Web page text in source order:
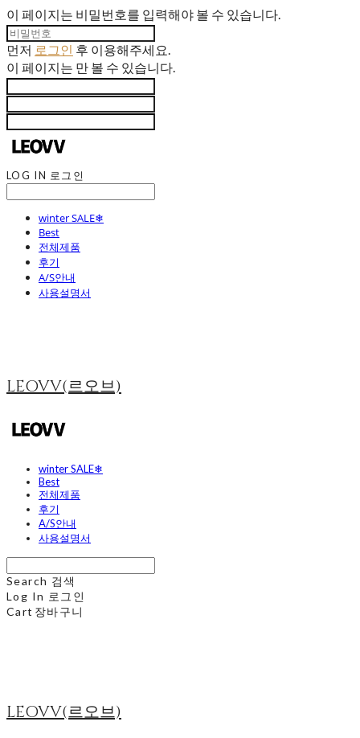
이 페이지는 비밀번호를 입력해야 볼 수 있습니다.
먼저 로그인 후 이용해주세요.
이 페이지는 만 볼 수 있습니다.
LOG IN 로그인
winter SALE❄
Best
전체제품
후기
A/S안내
사용설명서
LEOVV(르오브)
winter SALE❄
Best
전체제품
후기
A/S안내
사용설명서
Search 검색
Log In 로그인
Cart 장바구니
LEOVV(르오브)